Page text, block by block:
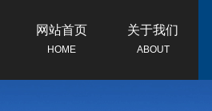
网站首页
HOME
关于我们
ABOUT